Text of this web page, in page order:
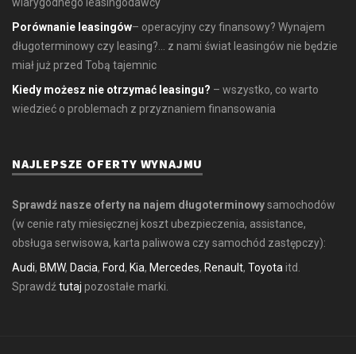
Porównanie leasingów– operacyjny czy finansowy? Wynajem
długoterminowy czy leasing?... z nami świat leasingów nie będzie
miał już przed Tobą tajemnic
Kiedy możesz nie otrzymać leasingu? – wszystko, co warto
wiedzieć o problemach z przyznaniem finansowania
NAJLEPSZE OFERTY WYNAJMU
Sprawdź nasze oferty na najem długoterminowysamochodów
(w cenie raty miesięcznej koszt ubezpieczenia, assistance,
obsługa serwisowa, karta paliwowa czy samochód zastępczy):
Audi, BMW, Dacia, Ford, Kia, Mercedes, Renault, Toyota itd.
Sprawdź tutaj pozostałe marki.